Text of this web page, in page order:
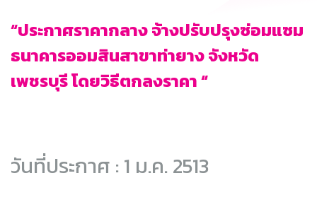
“ประกาศราคากลาง จ้างปรับปรุงซ่อมแซม
ธนาคารออมสินสาขาท่ายาง จังหวัด
เพชรบุรี โดยวิธีตกลงราคา “
วันที่ประกาศ : 1 ม.ค. 2513